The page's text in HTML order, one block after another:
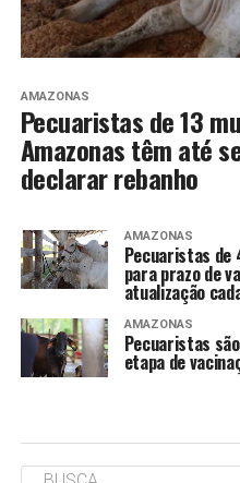
AMAZONAS
Pecuaristas de 13
Amazonas têm até
declarar rebanho
AMAZONAS
Pecuaristas de
para prazo de
atualização
AMAZONAS
Pecuaristas
etapa de